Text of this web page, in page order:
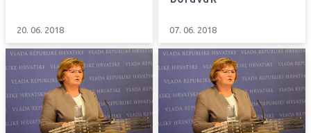
20. 06. 2018 07. 06. 2018